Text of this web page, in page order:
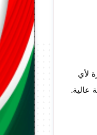
لأي
عالية.